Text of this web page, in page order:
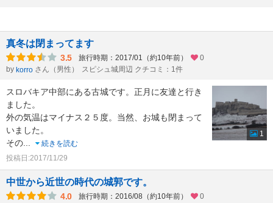
真冬は閉まってます
3.5 旅行時期：2017/01（約10年前）
0
by korro さん（男性） スピシュ城周辺 クチコミ：1件
スロバキア中部にある古城です。正月に友達と行き
ました。
外の気温はマイナス２５度。当然、お城も閉まって
いました。
その
続きを読む
投稿日:2017/11/29
1
中世から近世の時代の城郭です。
4.0 旅行時期：2016/08（約10年前）
0